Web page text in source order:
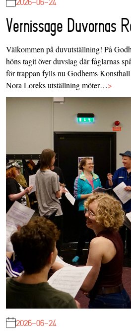
Vernissage Duvornas
Välkommen på duvutställning! På
höns tagit över duvslag där fåglarnas
för trappan fylls nu Godhems
Nora Loreks utställning möter…>
2026-06-24